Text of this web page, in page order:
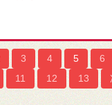
3 4 5 6
11 12 13